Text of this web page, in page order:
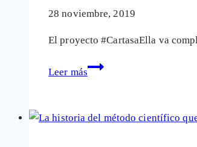
investigación
análisis
patrocinador)
28 noviembre, 2019
El proyecto #CartasaElla va
Leer más
Ser
la